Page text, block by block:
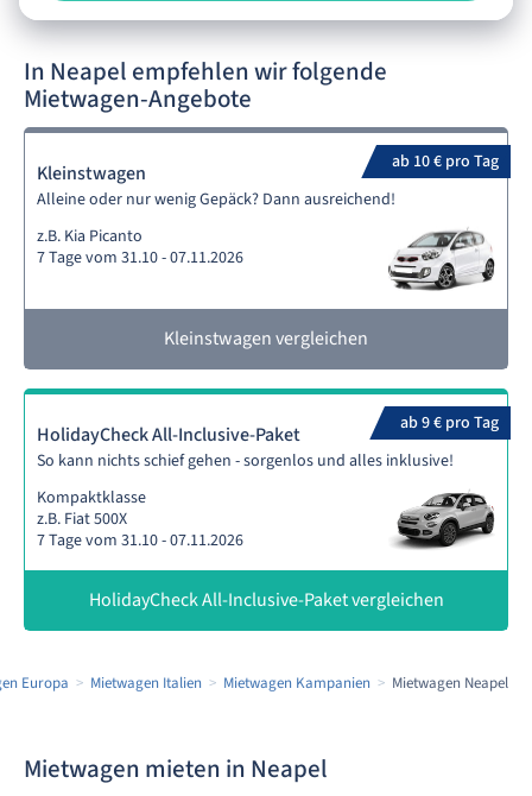
In Neapel empfehlen wir folgende
Mietwagen-Angebote
ab 10 € pro Tag
Kleinstwagen
Alleine oder nur wenig Gepäck? Dann ausreichend!
z.B. Kia Picanto
7 Tage vom 31.10 - 07.11.2026
Kleinstwagen vergleichen
ab 9 € pro Tag
HolidayCheck All-Inclusive-Paket
So kann nichts schief gehen - sorgenlos und alles inklusive!
Kompaktklasse
z.B. Fiat 500X
7 Tage vom 31.10 - 07.11.2026
HolidayCheck All-Inclusive-Paket vergleichen
Europa Mietwagen Italien Mietwagen Kampanien Mietwagen Neapel
Mietwagen mieten in Neapel